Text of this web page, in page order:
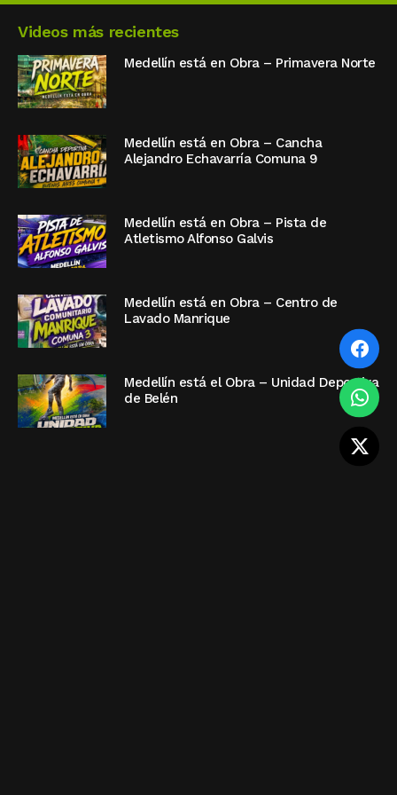
Videos más recientes
Medellín está en Obra – Primavera Norte
Medellín está en Obra – Cancha
Alejandro Echavarría Comuna 9
Medellín está en Obra – Pista de
Atletismo Alfonso Galvis
Medellín está en Obra – Centro de
Lavado Manrique
Medellín está el Obra – Unidad Deportiva
de Belén